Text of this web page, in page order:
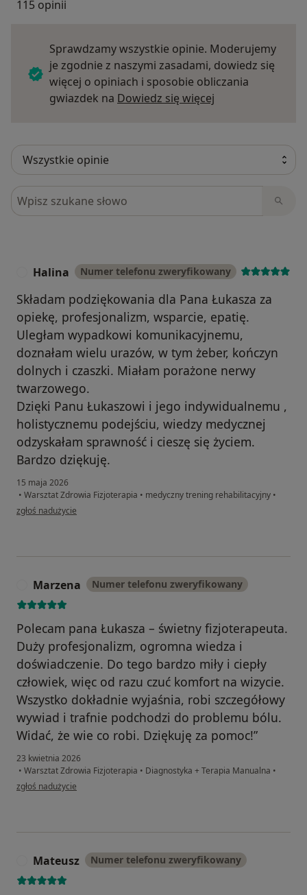
115 opinii
Sprawdzamy wszystkie opinie. Moderujemy
je zgodnie z naszymi zasadami, dowiedz się
więcej o opiniach i sposobie obliczania
gwiazdek na Dowiedz się więcej
Szukaj w opiniach
Halina Numer telefonu zweryfikowany
Składam podziękowania dla Pana Łukasza za
opiekę, profesjonalizm, wsparcie, epatię.
Uległam wypadkowi komunikacyjnemu,
doznałam wielu urazów, w tym żeber, kończyn
dolnych i czaszki. Miałam porażone nerwy
twarzowego.
Dzięki Panu Łukaszowi i jego indywidualnemu ,
holistycznemu podejściu, wiedzy medycznej
odzyskałam sprawność i cieszę się życiem.
Bardzo dziękuję.
15 maja 2026
• Warsztat Zdrowia Fizjoterapia • medyczny trening rehabilitacyjny •
w opinii użytkownika Halina
zgłoś nadużycie
Marzena Numer telefonu zweryfikowany
Polecam pana Łukasza – świetny fizjoterapeuta.
Duży profesjonalizm, ogromna wiedza i
doświadczenie. Do tego bardzo miły i ciepły
człowiek, więc od razu czuć komfort na wizycie.
Wszystko dokładnie wyjaśnia, robi szczegółowy
wywiad i trafnie podchodzi do problemu bólu.
Widać, że wie co robi. Dziękuję za pomoc!”
23 kwietnia 2026
• Warsztat Zdrowia Fizjoterapia • Diagnostyka + Terapia Manualna •
w opinii użytkownika Marzena
zgłoś nadużycie
Mateusz Numer telefonu zweryfikowany